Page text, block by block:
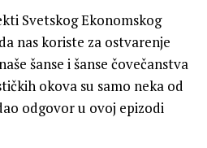
Svetskog Ekonomskog
nas koriste za ostvarenje
šanse i šanse čovečanstva
okova su samo neka od
odgovor u ovoj epizodi